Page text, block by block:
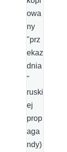
owa
ny
"prz
ekaz
dnia
"
ruski
ej
prop
aga
ndy)